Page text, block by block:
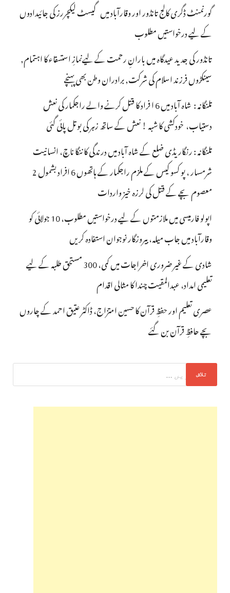
گورنمنٹ ڈگری کالج تانڈور اور وقارآباد میں گیسٹ لیکچررز کی جائیدادوں
کے لیے درخواستیں مطلوب
تانڈور کی جدید عیدگاہ میں بارانِ رحمت کے لیےنمازِ استسقاء کا اہتمام,
سینکڑوں فرزند اسلام کی شرکت, برادران وطن بھی پہنچے
تلنگانہ : شاہ آباد میں 6 ا فراد کا قتل کرنے والے راجکمار کی نعش
دستیاب، خودکشی کا شبہ ! نعش کے ساتھ زہر کی بوتل پائی گئی
تلنگانہ : رنگاریڈی ضلع کے شاہ آباد میں درندگی کا ننگا ناچ، انسانیت
شرمسار ، پو کسو کیس کے ملزم راجکمار کے ہاتھوں 6 افراد بشمول 2
معصوم بچے کے قتل کی لرزہ خیز واردات
اپولو فارمیسی میں ملازمتوں کے لیے درخواستیں مطلوب، 10 جولائی کو
وقارآباد میں جاب میلہ، بیروزگار نوجوان استفادہ کریں
شادی کے غیر ضروری اخراجات میں کمی، 300 مستحق طلبہ کے لیے
تعلیمی امداد، عبدالمقیت چندا کا مثالی اقدام
عصری تعلیم اور حفظِ قرآن کا حسین امتزاج، ڈاکٹر عتیق احمد کے چاروں
بچے حافظِ قرآن بن گئے